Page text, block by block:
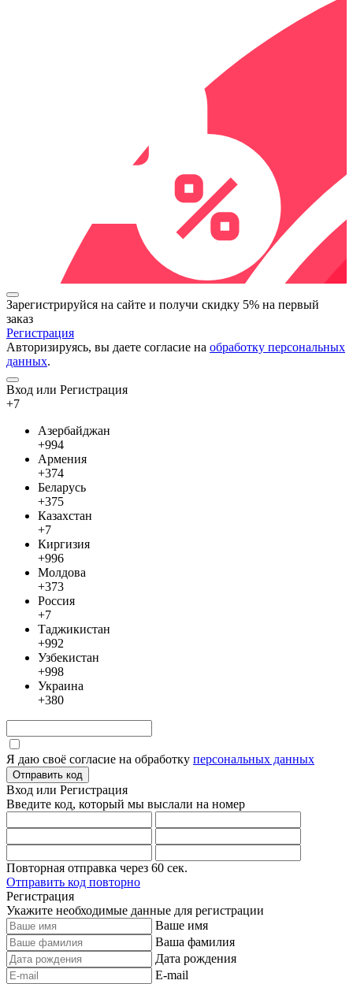
Зарегистрируйся на сайте и получи скидку 5% на первый
заказ
Регистрация
Авторизируясь, вы даете согласие на обработку персональных
данных.
Вход или Регистрация
+7
Азербайджан
+994
Армения
+374
Беларусь
+375
Казахстан
+7
Киргизия
+996
Молдова
+373
Россия
+7
Таджикистан
+992
Узбекистан
+998
Украина
+380
Я даю своё согласие на обработку персональных данных
Отправить код
Вход или Регистрация
Введите код, который мы выслали на номер
Повторная отправка через 60 сек.
Отправить код повторно
Регистрация
Укажите необходимые данные для регистрации
Ваше имя
Ваша фамилия
Дата рождения
E-mail